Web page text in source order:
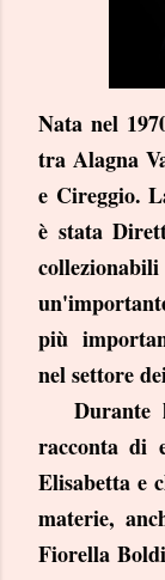
Nata nel
tra Alagna
e Cireggio.
è stata
più
nel settore
Durante
racconta di
Elisabetta e
materie,
Fiorella